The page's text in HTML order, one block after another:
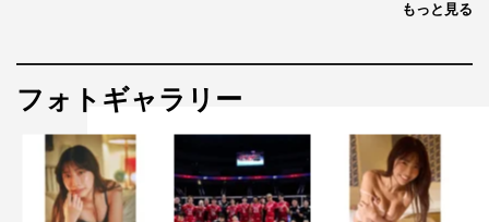
もっと見る
フォトギャラリー